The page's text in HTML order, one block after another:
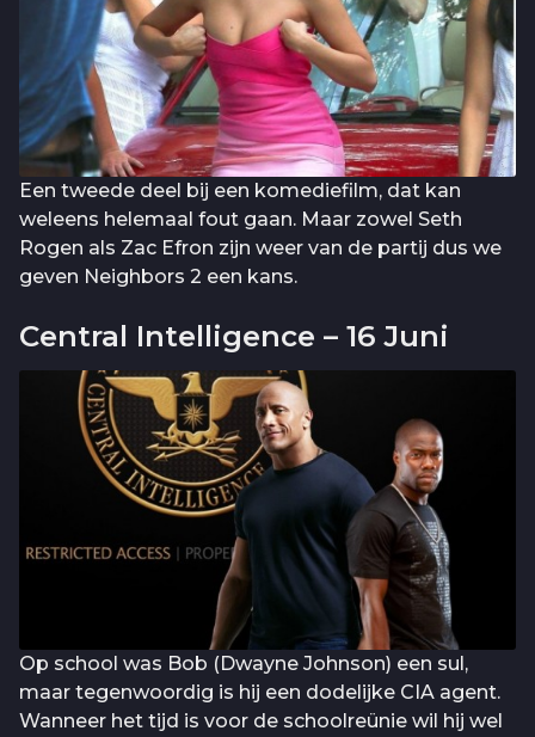
Een tweede deel bij een komediefilm, dat kan
weleens helemaal fout gaan. Maar zowel Seth
Rogen als Zac Efron zijn weer van de partij dus we
geven Neighbors 2 een kans.
Central Intelligence – 16 Juni
Op school was Bob (Dwayne Johnson) een sul,
maar tegenwoordig is hij een dodelijke CIA agent.
Wanneer het tijd is voor de schoolreünie wil hij wel